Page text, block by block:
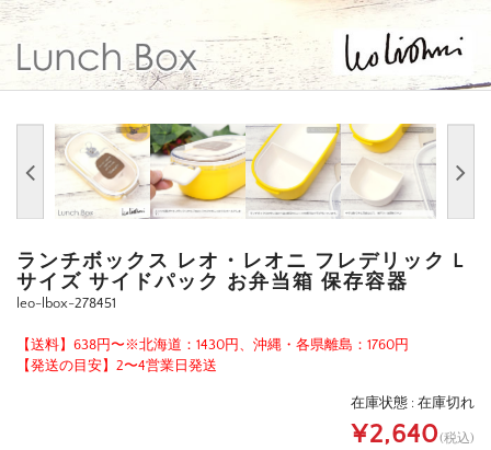
ランチボックス レオ・レオニ フレデリック L
サイズ サイドパック お弁当箱 保存容器
leo-lbox-278451
【送料】638円〜※北海道：1430円、沖縄・各県離島：1760円
【発送の目安】2〜4営業日発送
在庫状態 : 在庫切れ
¥2,640(税込)